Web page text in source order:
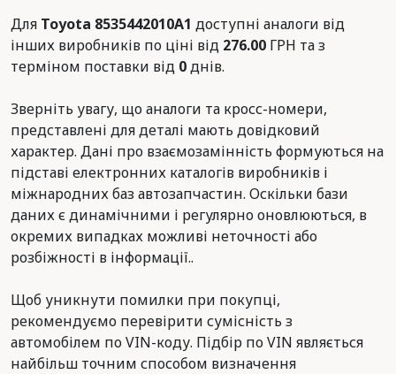
Для Toyota 8535442010A1 доступні аналоги від
інших виробників по ціні від 276.00 ГРН та з
терміном поставки від 0днів.
Зверніть увагу, що аналоги та кросс-номери,
представлені для деталі мають довідковий
характер. Дані про взаємозамінність формуються на
підставі електронних каталогів виробників і
міжнародних баз автозапчастин. Оскільки бази
даних є динамічними і регулярно оновлюються, в
окремих випадках можливі неточності або
розбіжності в інформації..
Щоб уникнути помилки при покупці,
рекомендуємо перевірити сумісність з
автомобілем по VIN-коду. Підбір по VIN являється
найбільш точним способом визначення